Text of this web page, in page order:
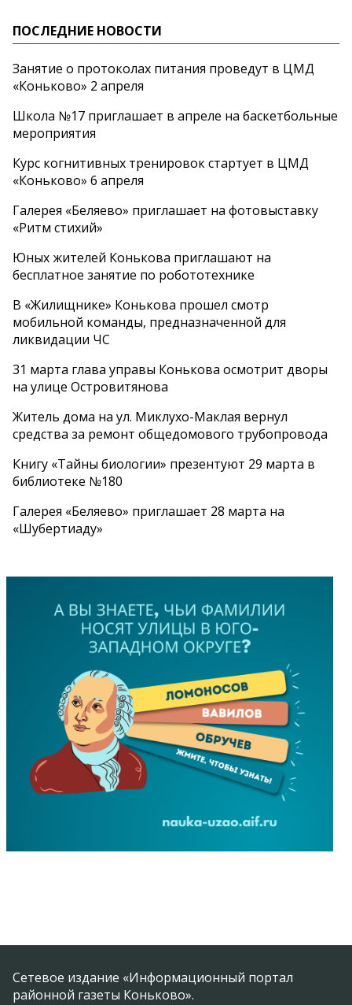
ПОСЛЕДНИЕ НОВОСТИ
Занятие о протоколах питания проведут в ЦМД
«Коньково» 2 апреля
Школа №17 приглашает в апреле на баскетбольные
мероприятия
Курс когнитивных тренировок стартует в ЦМД
«Коньково» 6 апреля
Галерея «Беляево» приглашает на фотовыставку
«Ритм стихий»
Юных жителей Конькова приглашают на
бесплатное занятие по робототехнике
В «Жилищнике» Конькова прошел смотр
мобильной команды, предназначенной для
ликвидации ЧС
31 марта глава управы Конькова осмотрит дворы
на улице Островитянова
Житель дома на ул. Миклухо-Маклая вернул
средства за ремонт общедомового трубопровода
Книгу «Тайны биологии» презентуют 29 марта в
библиотеке №180
Галерея «Беляево» приглашает 28 марта на
«Шубертиаду»
Сетевое издание «Информационный портал
районной газеты Коньково».